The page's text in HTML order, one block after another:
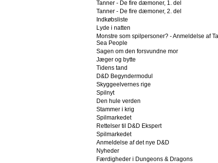
Tanner - De fire dæmoner, 1. del
Tanner - De fire dæmoner, 2. del
Indkøbsliste
Lyde i natten
Monstre som spilpersoner? - Anmeldelse af
Sea People
Sagen om den forsvundne mor
Jæger og bytte
Tidens tand
D&D Begyndermodul
Skyggeelvernes rige
Spilnyt
Den hule verden
Stammer i krig
Spilmarkedet
Rettelser til D&D Ekspert
Spilmarkedet
Anmeldelse af det nye D&D
Nyheder
Færdigheder i Dungeons & Dragons